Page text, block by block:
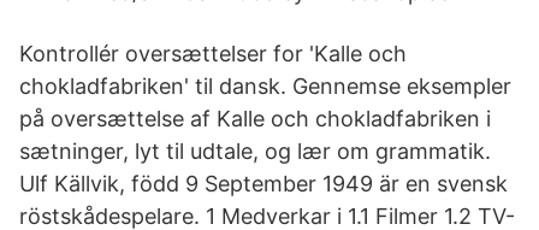
Kontrollér oversættelser for 'Kalle och
chokladfabriken' til dansk. Gennemse eksempler
på oversættelse af Kalle och chokladfabriken i
sætninger, lyt til udtale, og lær om grammatik.
Ulf Källvik, född 9 September 1949 är en svensk
röstskådespelare. 1 Medverkar i 1.1 Filmer 1.2 TV-